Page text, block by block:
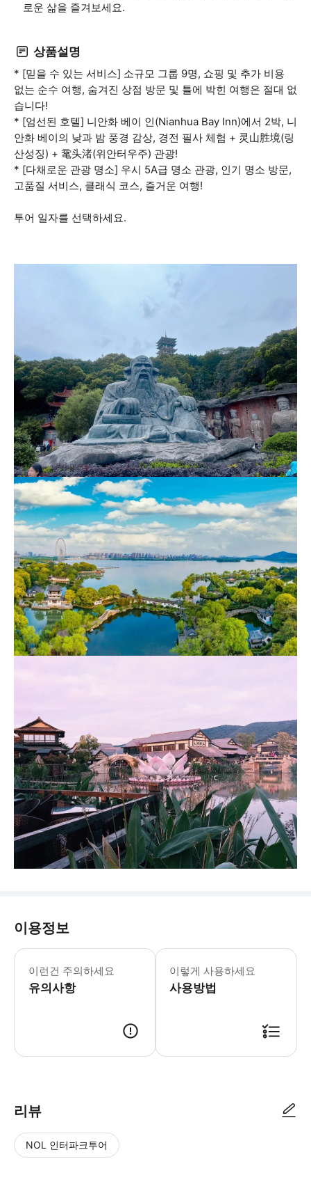
로운 삶을 즐겨보세요.
상품설명
* [믿을 수 있는 서비스] 소규모 그룹 9명, 쇼핑 및 추가 비용
없는 순수 여행, 숨겨진 상점 방문 및 틀에 박힌 여행은 절대 없
습니다!
* [엄선된 호텔] 니안화 베이 인(Nianhua Bay Inn)에서 2박, 니
안화 베이의 낮과 밤 풍경 감상, 경전 필사 체험 + 灵山胜境(링
산성징) + 鼋头渚(위안터우주) 관광!
* [다채로운 관광 명소] 우시 5A급 명소 관광, 인기 명소 방문,
고품질 서비스, 클래식 코스, 즐거운 여행!
투어 일자를 선택하세요.
이용정보
이런건 주의하세요
유의사항
📢기차역에 일찍 도착하신 고객님께
이렇게 사용하세요
사용방법
리뷰
NOL 인터파크투어